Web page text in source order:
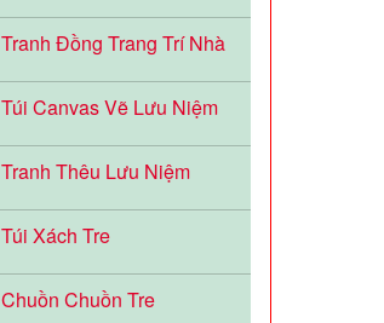
Tranh Đồng Trang Trí Nhà
Túi Canvas Vẽ Lưu Niệm
Tranh Thêu Lưu Niệm
Túi Xách Tre
Chuồn Chuồn Tre